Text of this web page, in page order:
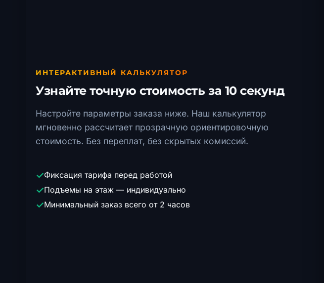
ИНТЕРАКТИВНЫЙ КАЛЬКУЛЯТОР
Узнайте точную стоимость за 10 секунд
Настройте параметры заказа ниже. Наш калькулятор
мгновенно рассчитает прозрачную ориентировочную
стоимость. Без переплат, без скрытых комиссий.
✓Фиксация тарифа перед работой
✓Подъемы на этаж — индивидуально
✓Минимальный заказ всего от 2 часов